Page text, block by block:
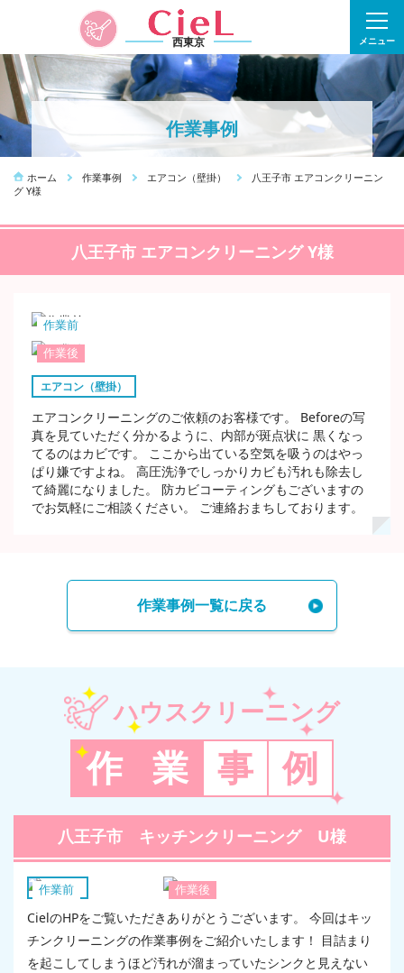
西東京 メニュー
作業事例
ホーム 作業事例 エアコン（壁掛）
八王子市 エアコンクリーニン
グ Y様
八王子市 エアコンクリーニング Y様
作業前
作業後
エアコン（壁掛）
エアコンクリーニングのご依頼のお客様です。 Beforeの写
真を見ていただく分かるように、内部が斑点状に 黒くなっ
てるのはカビです。 ここから出ている空気を吸うのはやっ
ぱり嫌ですよね。 高圧洗浄でしっかりカビも汚れも除去し
て綺麗になりました。 防カビコーティングもございますの
でお気軽にご相談ください。 ご連絡おまちしております。
作業事例一覧に戻る
ハウスクリーニング
作 業 事 例
八王子市 キッチンクリーニング U様
作業前 作業後
キッチン
CielのHPをご覧いただきありがとうございます。 今回はキッ
チンクリーニングの作業事例をご紹介いたします！ 目詰まり
を起こしてしまうほど汚れが溜まっていたシンクと見えない